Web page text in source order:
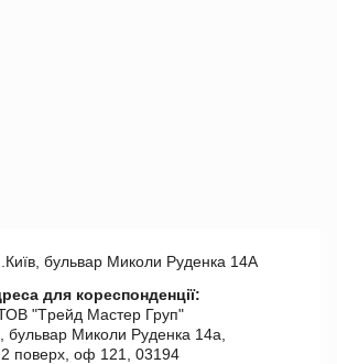
бульвар Миколи Руденка 14А
для кореспонденції:
"Tрейд Мастер Груп"
бульвар Миколи Руденка 14а,
2 поверх, оф 121, 03194